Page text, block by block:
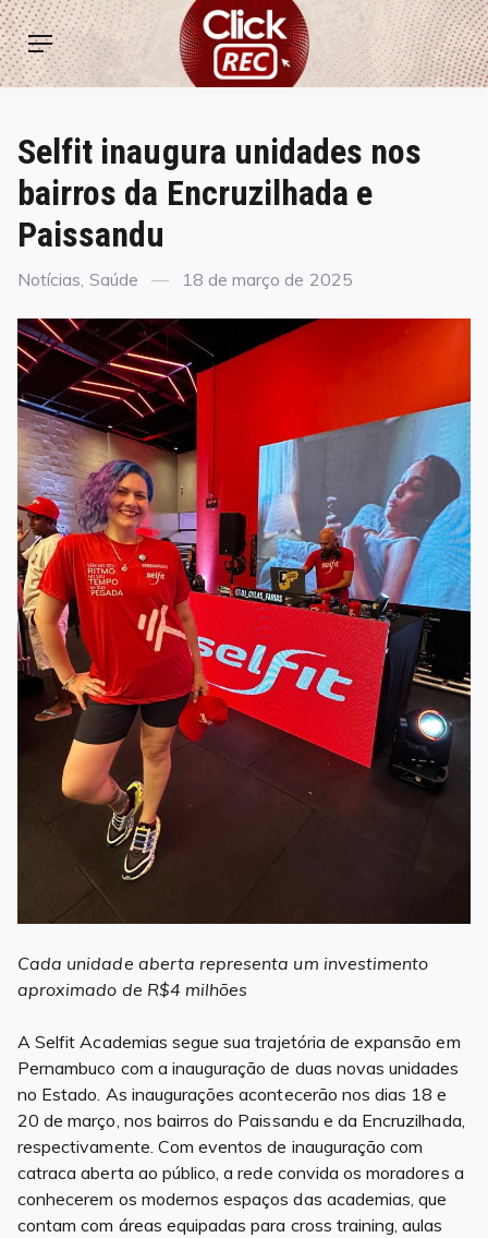
Skip
to
content
ClickREC
Menu
Selfit inaugura unidades nos
bairros da Encruzilhada e
Paissandu
Categories
Notícias, Saúde
Posted
18 de março de 2025
Cada unidade aberta representa um investimento
aproximado de R$4 milhões
A Selfit Academias segue sua trajetória de expansão em
Pernambuco com a inauguração de duas novas unidades
no Estado. As inaugurações acontecerão nos dias 18 e
20 de março, nos bairros do Paissandu e da Encruzilhada,
respectivamente. Com eventos de inauguração com
catraca aberta ao público, a rede convida os moradores a
conhecerem os modernos espaços das academias, que
contam com áreas equipadas para cross training, aulas